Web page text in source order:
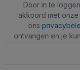
Door in te
akkoord met onze
ons
ontvangen en je